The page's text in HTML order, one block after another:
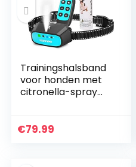
Trainingshalsband
voor honden met
citronella-spray
Bellenhalsband
€79.99